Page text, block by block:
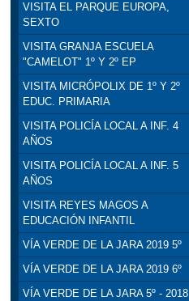
VISITA EL PARQUE EUROPA,
SEXTO
VISITA GRANJA ESCUELA
"CAMELOT" 1º Y 2º EP
VISITA MICRÓPOLIX DE 1º Y 2º
EDUC. PRIMARIA
VISITA POLICÍA LOCAL A INF. 4
AÑOS
VISITA POLICÍA LOCAL A INF. 5
AÑOS
VISITA REYES MAGOS A
EDUCACIÓN INFANTIL
VÍA VERDE DE LA JARA 2019 5º
VÍA VERDE DE LA JARA 2019 6º
VÍA VERDE DE LA JARA 5º - 2018